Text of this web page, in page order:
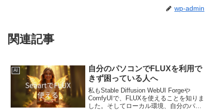
wp-admin
関連記事
AI
自分のパソコンでFLUXを利用で
きず困っている人へ
私もStable Diffusion WebUI Forgeや
ComfyUIで、FLUXを使えることを知りま
した。そしてローカル環境、自分のパソ